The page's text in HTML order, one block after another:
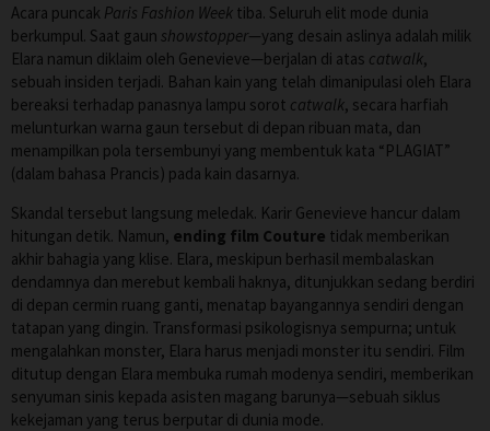
Acara puncak Paris Fashion Week tiba. Seluruh elit mode dunia
berkumpul. Saat gaun showstopper—yang desain aslinya adalah milik
Elara namun diklaim oleh Genevieve—berjalan di atas catwalk,
sebuah insiden terjadi. Bahan kain yang telah dimanipulasi oleh Elara
bereaksi terhadap panasnya lampu sorot catwalk, secara harfiah
melunturkan warna gaun tersebut di depan ribuan mata, dan
menampilkan pola tersembunyi yang membentuk kata “PLAGIAT”
(dalam bahasa Prancis) pada kain dasarnya.
Skandal tersebut langsung meledak. Karir Genevieve hancur dalam
hitungan detik. Namun, ending film Couture tidak memberikan
akhir bahagia yang klise. Elara, meskipun berhasil membalaskan
dendamnya dan merebut kembali haknya, ditunjukkan sedang berdiri
di depan cermin ruang ganti, menatap bayangannya sendiri dengan
tatapan yang dingin. Transformasi psikologisnya sempurna; untuk
mengalahkan monster, Elara harus menjadi monster itu sendiri. Film
ditutup dengan Elara membuka rumah modenya sendiri, memberikan
senyuman sinis kepada asisten magang barunya—sebuah siklus
kekejaman yang terus berputar di dunia mode.